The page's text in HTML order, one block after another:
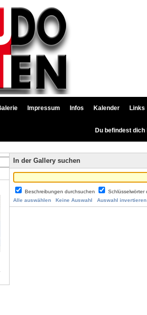
Impressum Infos Kalender Links
Du befindest
In der Gallery suchen
Beschreibungen durchsuchen
Alle auswählen
Keine Auswahl Auswahl invertieren